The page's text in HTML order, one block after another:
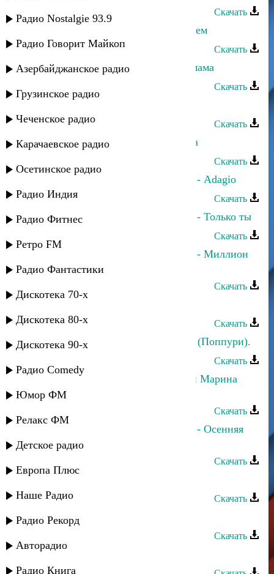
Радио Nostalgie 93.9
Радио Говорит Майкоп
Азербайджанское радио
Грузинское радио
Чеченское радио
Карачаевское радио
Осетинское радио
Радио Индия
Радио Фитнес
Ретро FM
Радио Фантастики
Дискотека 70-х
Дискотека 80-х
Дискотека 90-х
Радио Comedy
Юмор ФМ
Релакс ФМ
Детское радио
Европа Плюс
Наше Радио
Радио Рекорд
Авторадио
Радио Книга
Скачать
Даниэль Гарунов - Давай_попробуем
Скачать
Даниэль Гарунов - Расскажи мне мама
Скачать
Скачать
Даниэль Гарунов - Я - сын Кавказа
Скачать
Даниэль Гарунов и Дина Мереуца - Adagio
Скачать
Даниэль Гарунов и Дина Мереуца - Только ты
Скачать
Даниэль Гарунов и Дина Мереуца - Миллион
алых роз
Скачать
Скачать
Даниэль Гарунов - Дискотека 80-х (Поппури).
Скачать
Даниэль Гарунов, Дина Мереуца и Марина
Алиева - Трилогия
Скачать
Даниэль Гарунов и Дина Мереуца - Осенняя
симфония
Скачать
Даниэль Гарунов - Дай знак
Скачать
Даниэль Гарунов - Эхо мечты
Скачать
Даниэль Гарунов - Je taime